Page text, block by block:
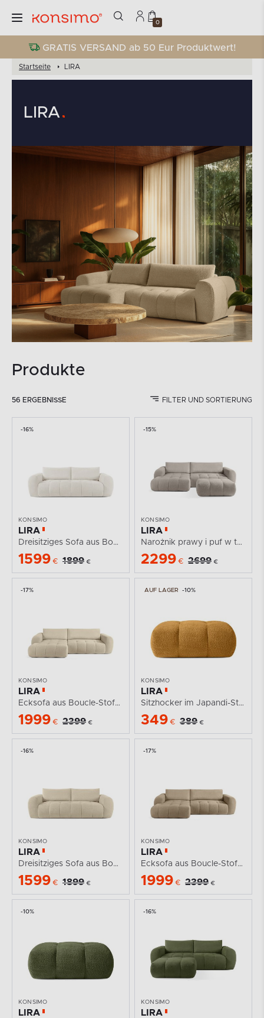
0
GRATIS VERSAND ab 50 Eur Produktwert!
Startseite LIRA
LIRA
Produkte
56 ERGEBNISSE FILTER UND SORTIERUNG
-16%
KONSIMO
LIRA
Dreisitziges Sofa aus Bouclé-Stoff in Weiß
1599 € 1899 €
-15%
KONSIMO
LIRA
Narożnik prawy i puf w tkaninie boucle szary
2299 € 2699 €
-17%
KONSIMO
LIRA
Ecksofa aus Boucle-Stoff hellbeige links
1999 € 2399 €
AUF LAGER -10%
KONSIMO
LIRA
Sitzhocker im Japandi-Stil aus Bouclé in Honig
349 € 389 €
-16%
KONSIMO
LIRA
Dreisitziges Sofa aus Bouclé-Stoff in Hellbeige
1599 € 1899 €
-17%
KONSIMO
LIRA
Ecksofa aus Boucle-Stoff beige links
1999 € 2399 €
-10%
KONSIMO
LIRA
-16%
KONSIMO
LIRA